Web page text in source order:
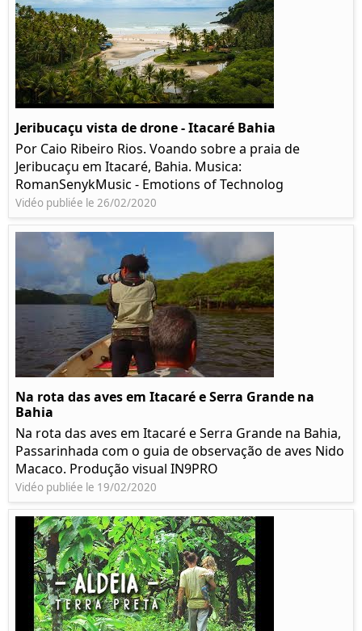
Jeribucaçu vista de drone - Itacaré Bahia
Por Caio Ribeiro Rios. Voando sobre a praia de
Jeribucaçu em Itacaré, Bahia. Musica:
RomanSenykMusic - Emotions of Technolog
Vidéo publiée le 26/02/2020
Na rota das aves em Itacaré e Serra Grande na
Bahia
Na rota das aves em Itacaré e Serra Grande na Bahia,
Passarinhada com o guia de observação de aves Nido
Macaco. Produção visual IN9PRO
Vidéo publiée le 19/02/2020